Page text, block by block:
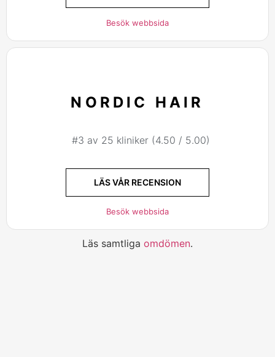
Besök webbsida
NORDIC HAIR
#3 av 25 kliniker (4.50 / 5.00)
LÄS VÅR RECENSION
Besök webbsida
Läs samtliga omdömen.